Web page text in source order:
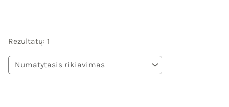
Rezultatų: 1